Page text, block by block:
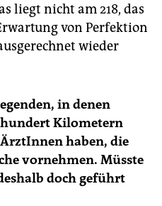
liegt nicht am 218, das
von Perfektion
wieder
in denen
Kilometern
haben, die
vornehmen. Müsste
doch geführt